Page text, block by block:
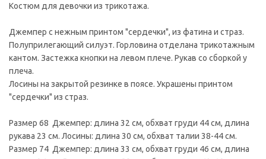
Костюм для девочки из трикотажа.
Джемпер с нежным принтом "сердечки", из фатина и страз.
Полуприлегающий силуэт. Горловина отделана трикотажным
кантом. Застежка кнопки на левом плече. Рукав со сборкой у
плеча.
Лосины на закрытой резинке в поясе. Украшены принтом
"сердечки" из страз.
Размер 68 Джемпер: длина 32 см, обхват груди 44 см, длина
рукава 23 см. Лосины: длина 30 см, обхват талии 38-44 см.
Размер 74 Джемпер: длина 33 см, обхват груди 46 см, длина